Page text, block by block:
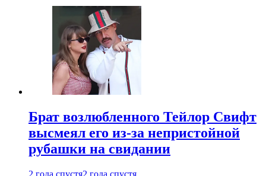
Брат возлюбленного Тейлор Свифт
высмеял его из-за непристойной
рубашки на свидании
2 года спустя2 года спустя